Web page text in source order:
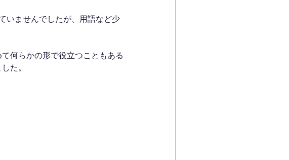
いませんでしたが、用語など少
何らかの形で役立つこともある
た。